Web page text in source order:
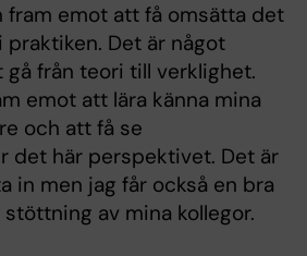
fram emot att få omsätta det
Det är något
från teori till verklighet.
emot att lära känna mina
och att få se
det här perspektivet. Det är
in men jag får också en bra
av mina kollegor.